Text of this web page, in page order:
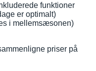
funktioner
er optimalt)
i mellemsæsonen)
priser på